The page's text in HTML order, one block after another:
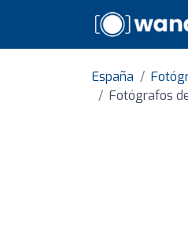
España
Fotógrafos